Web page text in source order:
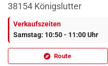
38154 Königslutter
Verkaufszeiten
Samstag: 10:50 - 11:00 Uhr
Route